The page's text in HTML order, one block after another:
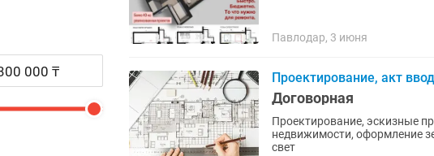
Павлодар, 3 июня
Проектирование, акт
Договорная
Проектирование, эскизные
недвижимости, оформление
свет